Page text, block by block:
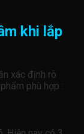
khi lắp
xác định rõ
phù hợp :